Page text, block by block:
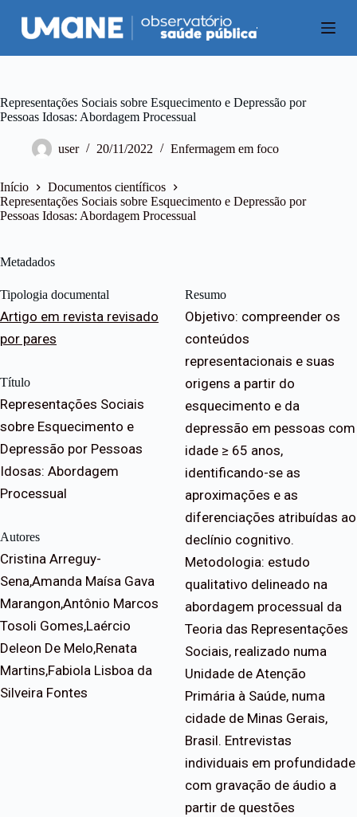
P
u
a
a
r
n
t
e
o
Representações Sociais sobre Esquecimento e Depressão por
Pessoas Idosas: Abordagem Processual
user 20/11/2022 Enfermagem em foco
Início
Documentos científicos
Representações Sociais sobre Esquecimento e Depressão por
Pessoas Idosas: Abordagem Processual
Metadados
Tipologia documental
Artigo em revista revisado
por pares
Título
Representações Sociais
sobre Esquecimento e
Depressão por Pessoas
Idosas: Abordagem
Processual
Autores
Cristina Arreguy-
Sena,Amanda Maísa Gava
Marangon,Antônio Marcos
Tosoli Gomes,Laércio
Deleon De Melo,Renata
Martins,Fabiola Lisboa da
Silveira Fontes
Resumo
Objetivo: compreender os
conteúdos
representacionais e suas
origens a partir do
esquecimento e da
depressão em pessoas com
idade ≥ 65 anos,
identificando-se as
aproximações e as
diferenciações atribuídas ao
declínio cognitivo.
Metodologia: estudo
qualitativo delineado na
abordagem processual da
Teoria das Representações
Sociais, realizado numa
Unidade de Atenção
Primária à Saúde, numa
cidade de Minas Gerais,
Brasil. Entrevistas
individuais em profundidade
com gravação de áudio a
partir de questões